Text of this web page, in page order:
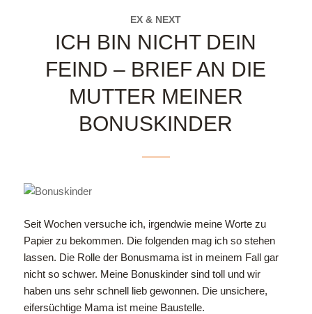
EX & NEXT
ICH BIN NICHT DEIN
FEIND – BRIEF AN DIE
MUTTER MEINER
BONUSKINDER
Seit Wochen versuche ich, irgendwie meine Worte zu
Papier zu bekommen. Die folgenden mag ich so stehen
lassen. Die Rolle der Bonusmama ist in meinem Fall gar
nicht so schwer. Meine Bonuskinder sind toll und wir
haben uns sehr schnell lieb gewonnen. Die unsichere,
eifersüchtige Mama ist meine Baustelle.